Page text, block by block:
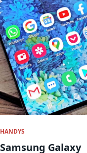
HANDYS
Samsung Galaxy